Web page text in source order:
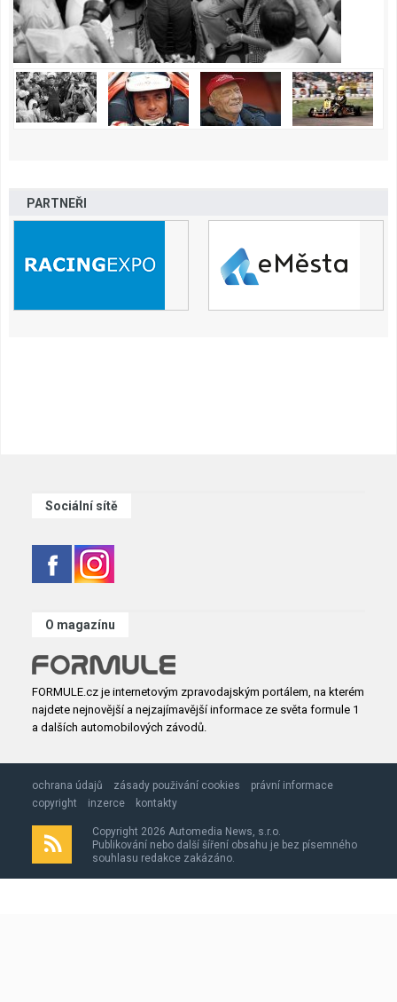
PARTNEŘI
Sociální sítě
O magazínu
FORMULE.cz je internetovým zpravodajským portálem, na kterém
najdete nejnovější a nejzajímavější informace ze světa formule 1
a dalších automobilových závodů.
ochrana údajů zásady použivání cookies
právní informace
copyright
inzerce kontakty
Copyright 2026 Automedia News, s.r.o.
Publikování nebo další šíření obsahu je bez písemného
souhlasu redakce zakázáno.